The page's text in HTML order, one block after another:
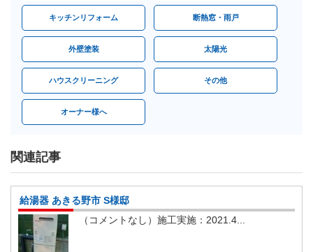
キッチンリフォーム 断熱窓・雨戸
外壁塗装 太陽光
ハウスクリーニング その他
オーナー様へ
関連記事
給湯器 あきる野市 S様邸
（コメントなし）施工実施：2021.4...